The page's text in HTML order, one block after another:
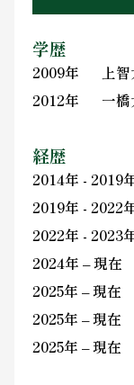
学歴
2009年
上
2012年
一
経歴
2014年 - 2019
2019年 - 2022
2022年 - 2023
2024年 – 現在
2025年 – 現在
2025年 – 現在
2025年 – 現在